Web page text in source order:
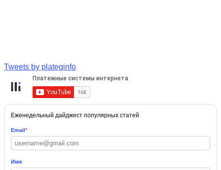
Tweets by plateginfo
Еженедельный дайджест популярных статей
Email*
Имя